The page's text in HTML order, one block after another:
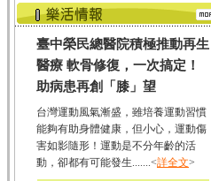
臺中榮民總醫院積極推動再生
醫療 軟骨修復，一次搞定！
助病患再創「膝」望
台灣運動風氣漸盛，雖培養運動習慣
能夠有助身體健康，但小心，運動傷
害如影隨形！運動是不分年齡的活
動，卻都有可能發生.......<詳全文>